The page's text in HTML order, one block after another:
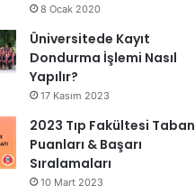
8 Ocak 2020
Üniversitede Kayıt
Dondurma İşlemi Nasıl
Yapılır?
17 Kasım 2023
2023 Tıp Fakültesi Taban
Puanları & Başarı
Sıralamaları
10 Mart 2023